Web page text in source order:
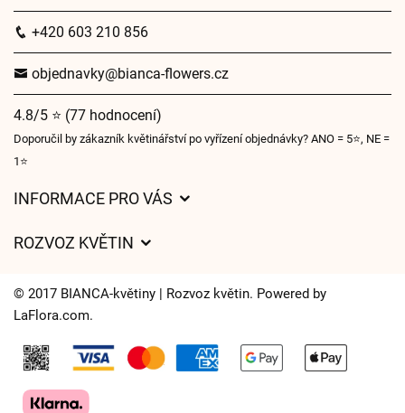
+420 603 210 856
objednavky@bianca-flowers.cz
4.8/5 ⭐ (77 hodnocení)
Doporučil by zákazník květinářství po vyřízení objednávky? ANO = 5⭐, NE =
1⭐
INFORMACE PRO VÁS
Pro firmy
Ochrana osobních údajů
Často kladené dotazy
Partnerské firmy
Věrnostní program
ROZVOZ KVĚTIN
Kam doručujeme květiny
Kontakt
© 2017 BIANCA-květiny | Rozvoz květin. Powered by
LaFlora.com.